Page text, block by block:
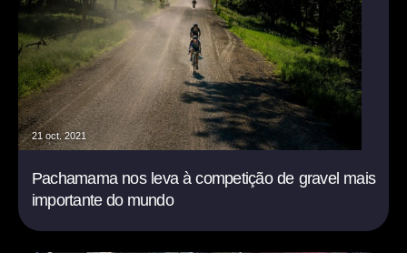
21 oct. 2021
Pachamama nos leva à competição de gravel mais
importante do mundo